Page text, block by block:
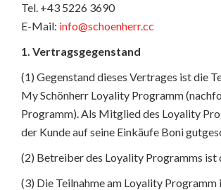
Tel. +43 5226 3690
E-Mail: info@schoenherr.cc
1. Vertragsgegenstand
(1) Gegenstand dieses Vertrages ist die
My Schönherr Loyality Programm
Programm). Als Mitglied des Loyality
der Kunde auf seine Einkäufe Boni
(2) Betreiber des Loyality Programms ist
(3) Die Teilnahme am Loyality Programm